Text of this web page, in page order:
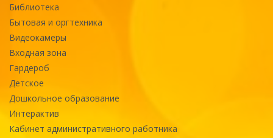
Библиотека
Бытовая и оргтехника
Видеокамеры
Входная зона
Гардероб
Детское
Дошкольное образование
Интерактив
Кабинет административного работника